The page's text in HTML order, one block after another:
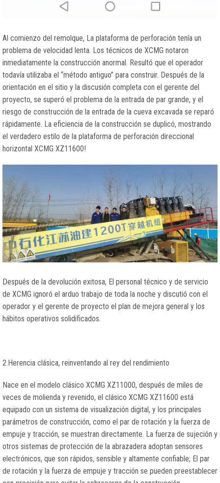
Al comienzo del remolque, La plataforma de perforación tenía un
problema de velocidad lenta. Los técnicos de XCMG notaron
inmediatamente la construcción anormal. Resultó que el operador
todavía utilizaba el “método antiguo” para construir. Después de la
orientación en el sitio y la discusión completa con el gerente del
proyecto, se superó el problema de la entrada de par grande, y el
riesgo de construcción de la entrada de la cueva excavada se reparó
rápidamente. La eficiencia de la construcción se duplicó, mostrando
el verdadero estilo de la plataforma de perforación direccional
horizontal XCMG XZ11600!
Después de la devolución exitosa, El personal técnico y de servicio
de XCMG ignoró el arduo trabajo de toda la noche y discutió con el
operador y el gerente de proyecto el plan de mejora general y los
hábitos operativos solidificados.
2.Herencia clásica, reinventando al rey del rendimiento
Nace en el modelo clásico XCMG XZ11000, después de miles de
veces de molienda y revenido, el clásico XCMG XZ11600 está
equipado con un sistema de visualización digital, y los principales
parámetros de construcción, como el par de rotación y la fuerza de
empuje y tracción, se muestran directamente. La fuerza de sujeción y
otros sistemas de protección de la abrazadera adoptan sensores
electrónicos, que son rápidos, sensible y altamente confiable; El par
de rotación y la fuerza de empuje y tracción se pueden preestablecer